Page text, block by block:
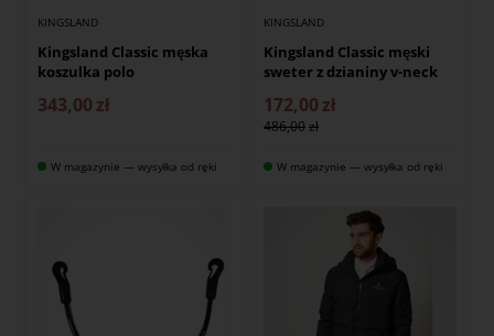
KINGSLAND
Kingsland Classic męska
koszulka polo
343,00 zł
W magazynie — wysyłka od ręki
KINGSLAND
Kingsland Classic męski
sweter z dzianiny v-neck
172,00 zł
486,00
W magazynie — wysyłka od ręki